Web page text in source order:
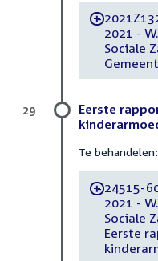
-
2021 -
Sociale
Eerste
Te behandelen:
-24515-
2021 -
Sociale
Eerste
29